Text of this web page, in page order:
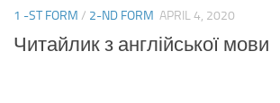
1 -ST FORM / 2-ND FORM APRIL 4, 2020
Читайлик з англійської мови